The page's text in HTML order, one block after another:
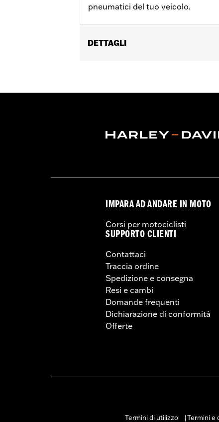
pneumatici del tuo veicolo.
DETTAGLI
Venduti singolarmente:Ciascuno
IMPARA AD ANDARE IN MOTO
Corsi per motociclisti
SUPPORTO CLIENTI
Contattaci
Traccia ordine
Spedizione e consegna
Resi e cambi
Domande frequenti
Dichiarazione di conformità
Offerte
Termini di utilizzo
Termini e